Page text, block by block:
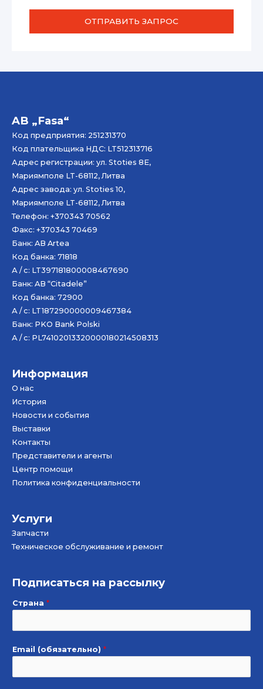
ОТПРАВИТЬ ЗАПРОС
AB „Fasa“
Код предприятия: 251231370
Код плательщика НДС: LT512313716
Адрес регистрации: ул. Stoties 8E,
Мариямполе LT-68112, Литва
Адрес завода: ул. Stoties 10,
Мариямполе LT-68112, Литва
Телефон: +370343 70562
Факс: +370343 70469
Банк: AB Artea
Код банка: 71818
А / с: LT397181800008467690
Банк: AB “Citadele”
Код банка: 72900
А / с: LT187290000009467384
Банк: PKO Bank Polski
А / с: PL74102013320000180214508313
Информация
О нас
История
Новости и события
Bыставки
Контакты
Представители и агенты
Центр помощи
Политика конфиденциальности
Услуги
Запчасти
Техническое обслуживание и ремонт
Подписаться на рассылку
Страна *
Email (обязательно) *